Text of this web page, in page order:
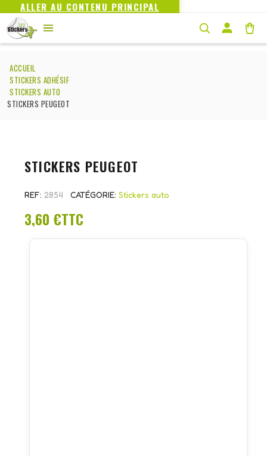
ALLER AU CONTENU PRINCIPAL
ACCUEIL
STICKERS ADHÉSIF
STICKERS AUTO
STICKERS PEUGEOT
STICKERS PEUGEOT
REF 2854 CATÉGORIE Stickers auto
3,60 €TTC